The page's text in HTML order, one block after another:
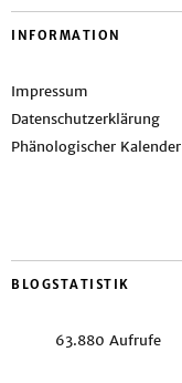
INFORMATION
Impressum
Datenschutzerklärung
Phänologischer Kalender
BLOGSTATISTIK
63.880 Aufrufe